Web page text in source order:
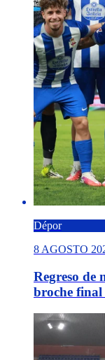
Dépor
8 AGOSTO
Regreso de
broche final